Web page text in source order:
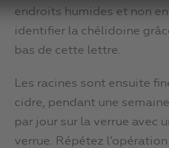
endroits humides et non
identifier la chélidoine
bas de cette lettre.
Les racines sont ensuite
cidre, pendant une
par jour sur la verrue avec
verrue. Répétez